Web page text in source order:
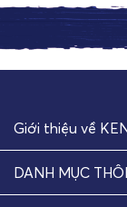
Giới thiệu về
DANH MỤC